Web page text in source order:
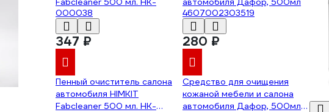
347 ₽
Пенный очиститель салона
автомобиля HIMKIT
Fabcleaner 500 мл. HK-
280 ₽
Средство для очищения
кожаной мебели и салона
автомобиля Дафор, 500мл